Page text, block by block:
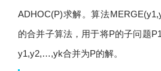
ADHOC(P)求解。算法
的合并子算法，用于将P的子问题
y1,y2,…,yk合并为P的解。